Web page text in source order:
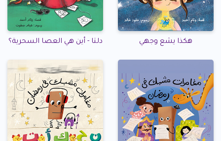
هكذا يشع وجهي دلتا - أين هي العصا السحرية؟